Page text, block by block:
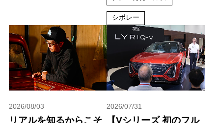
シボレー
2026/08/03
リアルを知るからこそ
2026/07/31
【Vシリーズ 初のフル